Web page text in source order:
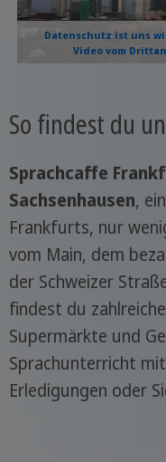
Datenschutz ist uns
Video vom
So findest du
Sprachcaffe
Sachsenhausen,
Frankfurts, nur
vom Main, dem
der Schweizer
findest du
Supermärkte und
Sprachunterricht
Erledigungen oder